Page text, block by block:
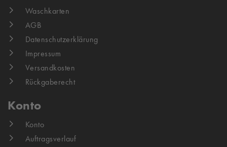
Waschkarten
AGB
Datenschutzerklärung
Impressum
Versandkosten
Rückgaberecht
Konto
Konto
Auftragsverlauf